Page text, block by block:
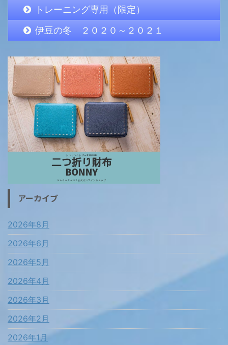
トレーニング専用（限定）
伊豆の冬 ２０２０～２０２１
アーカイブ
2026年8月
2026年6月
2026年5月
2026年4月
2026年3月
2026年2月
2026年1月